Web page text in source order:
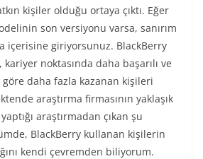
kişiler olduğu ortaya çıktı. Eğer
son versiyonu varsa, sanırım
içerisine giriyorsunuz. BlackBerry
noktasında daha başarılı ve
daha fazla kazanan kişileri
araştırma firmasının yaklaşık
araştırmadan çıkan şu
BlackBerry kullanan kişilerin
kendi çevremden biliyorum.